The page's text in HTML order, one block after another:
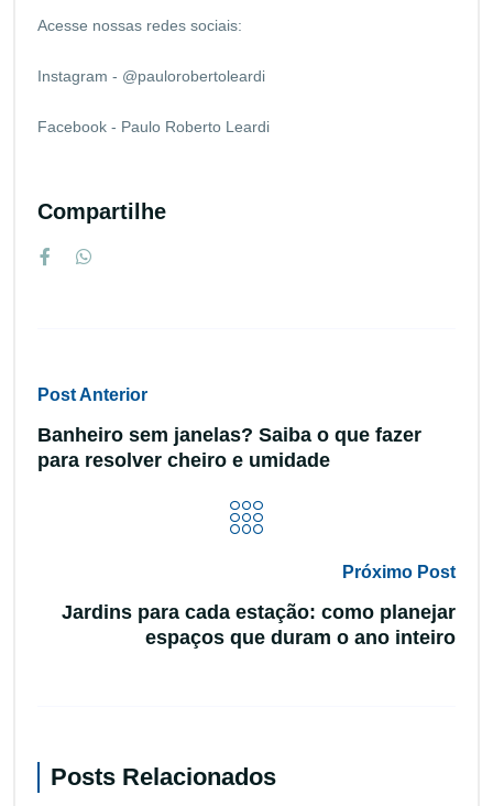
Acesse nossas redes sociais:
Instagram - @paulorobertoleardi
Facebook - Paulo Roberto Leardi
Compartilhe
Post Anterior
Banheiro sem janelas? Saiba o que fazer
para resolver cheiro e umidade
Próximo Post
Jardins para cada estação: como planejar
espaços que duram o ano inteiro
Posts Relacionados